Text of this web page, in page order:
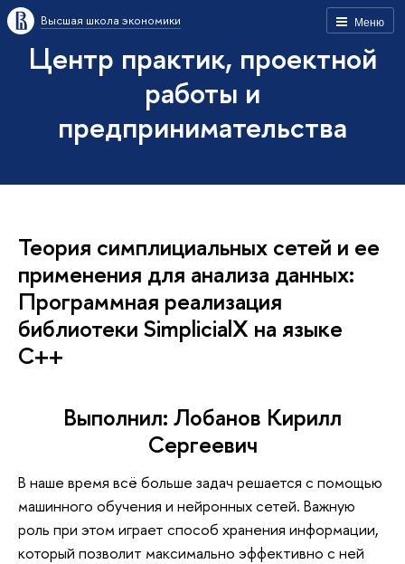
Меню
Высшая школа экономики
Центр практик, проектной
работы и
предпринимательства
Теория симплициальных сетей и ее
применения для анализа данных:
Программная реализация
библиотеки SimplicialX на языке
C++
Выполнил: Лобанов Кирилл
Сергеевич
В наше время всё больше задач решается с помощью
машинного обучения и нейронных сетей. Важную
роль при этом играет способ хранения информации,
который позволит максимально эффективно с ней